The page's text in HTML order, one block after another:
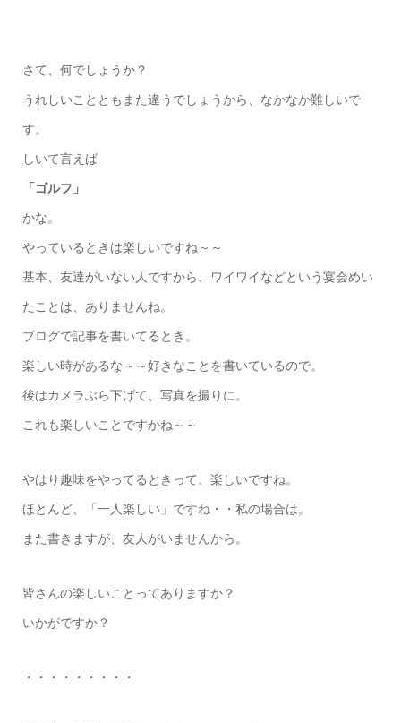
さて、何でしょうか？
うれしいことともまた違うでしょうから、なかなか難しいで
す。
しいて言えば
「ゴルフ」
かな。
やっているときは楽しいですね～～
基本、友達がいない人ですから、ワイワイなどという宴会めい
たことは、ありませんね。
ブログで記事を書いてるとき。
楽しい時があるな～～好きなことを書いているので。
後はカメラぶら下げて、写真を撮りに。
これも楽しいことですかね～～
やはり趣味をやってるときって、楽しいですね。
ほとんど、「一人楽しい」ですね・・私の場合は。
また書きますが、友人がいませんから。
皆さんの楽しいことってありますか？
いかがですか？
・・・・・・・・・